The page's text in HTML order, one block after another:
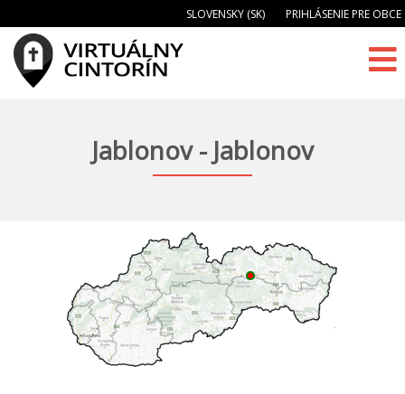
SLOVENSKY (SK) PRIHLÁSENIE PRE OBCE
Jablonov - Jablonov